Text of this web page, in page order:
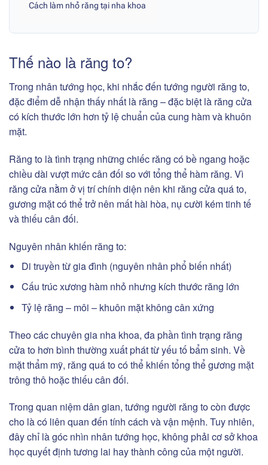
Cách làm nhỏ răng tại nha khoa
Thế nào là răng to?
Trong nhân tướng học, khi nhắc đến tướng người răng to,
đặc điểm dễ nhận thấy nhất là răng – đặc biệt là răng cửa
có kích thước lớn hơn tỷ lệ chuẩn của cung hàm và khuôn
mặt.
Răng to là tình trạng những chiếc răng có bề ngang hoặc
chiều dài vượt mức cân đối so với tổng thể hàm răng. Vì
răng cửa nằm ở vị trí chính diện nên khi răng cửa quá to,
gương mặt có thể trở nên mất hài hòa, nụ cười kém tinh tế
và thiếu cân đối.
Nguyên nhân khiến răng to:
Di truyền từ gia đình (nguyên nhân phổ biến nhất)
Cấu trúc xương hàm nhỏ nhưng kích thước răng lớn
Tỷ lệ răng – môi – khuôn mặt không cân xứng
Theo các chuyên gia nha khoa, đa phần tình trạng răng
cửa to hơn bình thường xuất phát từ yếu tố bẩm sinh. Về
mặt thẩm mỹ, răng quá to có thể khiến tổng thể gương mặt
trông thô hoặc thiếu cân đối.
Trong quan niệm dân gian, tướng người răng to còn được
cho là có liên quan đến tính cách và vận mệnh. Tuy nhiên,
đây chỉ là góc nhìn nhân tướng học, không phải cơ sở khoa
học quyết định tương lai hay thành công của một người.